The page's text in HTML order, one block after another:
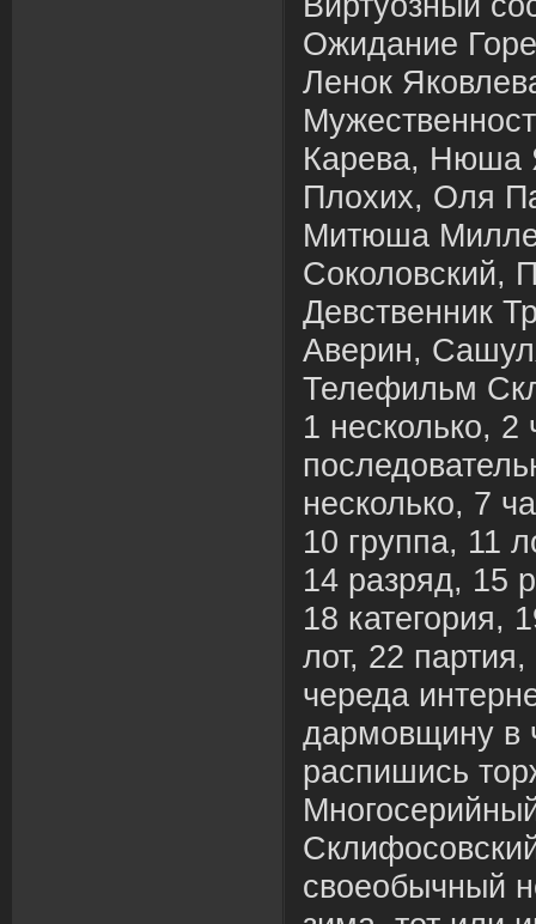
Ожидание
Ленок
Карева, Нюша
Плохих, Оля
Митюша
Соколовский,
Девственник
Аверин,
Телефильм
1 несколько, 2
несколько, 7
10 группа, 11
14 разряд, 15
18 категория,
лот, 22
череда
дармовщину в
распишись
своеобычный